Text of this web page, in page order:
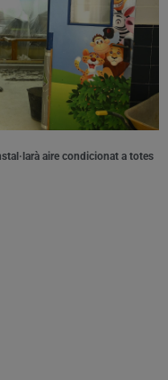
aire condicionat a totes